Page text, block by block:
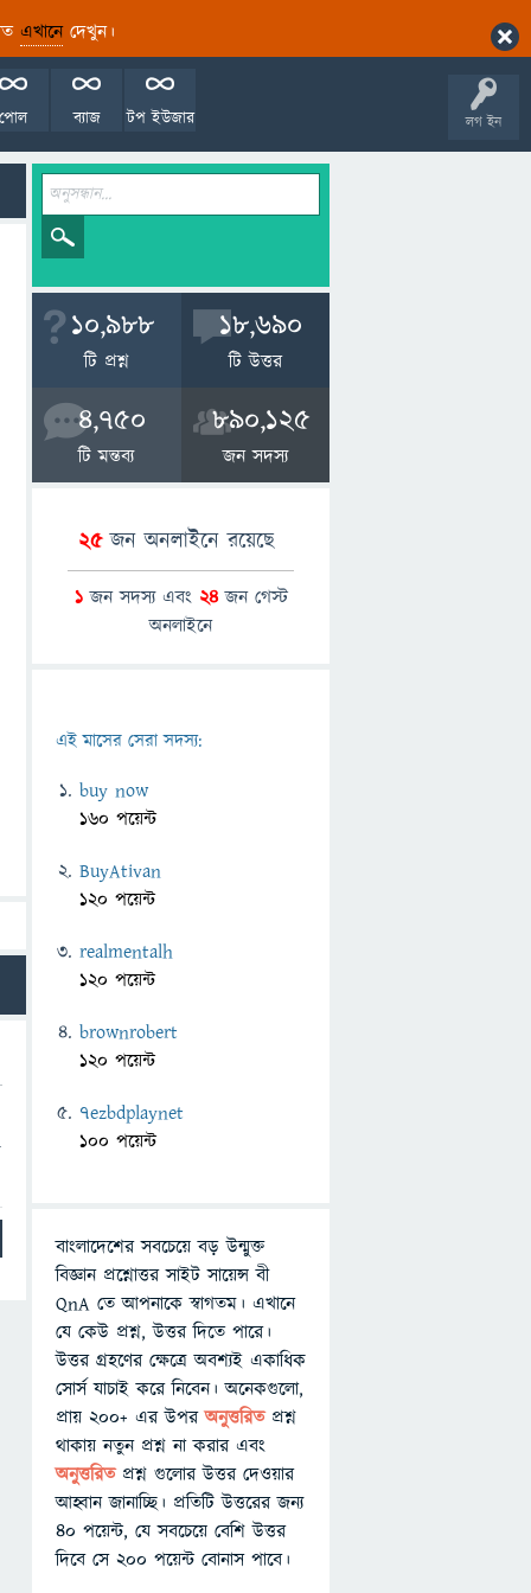
এখানেদেখুন।
লগ ইন
টপ ইউজার
ব্যাজ
পোল
10,988
টি প্রশ্ন
18,690
টি উত্তর
4,750
টি মন্তব্য
890,125
জন সদস্য
25জন অনলাইনে রয়েছে
1জন সদস্য এবং 24জন গেস্ট
অনলাইনে
এই মাসের সেরা সদস্য:
buy now
160 পয়েন্ট
BuyAtivan
120 পয়েন্ট
realmentalh
120 পয়েন্ট
brownrobert
120 পয়েন্ট
7ezbdplaynet
100 পয়েন্ট
বাংলাদেশের সবচেয়ে বড় উন্মুক্ত
বিজ্ঞান প্রশ্নোত্তর সাইট সায়েন্স বী
QnA তে আপনাকে স্বাগতম। এখানে
যে কেউ প্রশ্ন, উত্তর দিতে পারে।
উত্তর গ্রহণের ক্ষেত্রে অবশ্যই একাধিক
সোর্স যাচাই করে নিবেন। অনেকগুলো,
প্রায় ২০০+ এর উপরঅনুত্তরিতপ্রশ্ন
থাকায় নতুন প্রশ্ন না করার এবং
অনুত্তরিত প্রশ্ন গুলোর উত্তর দেওয়ার
আহ্বান জানাচ্ছি। প্রতিটি উত্তরের জন্য
৪০ পয়েন্ট, যে সবচেয়ে বেশি উত্তর
দিবে সে ২০০ পয়েন্ট বোনাস পাবে।